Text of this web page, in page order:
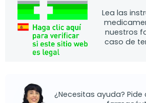
Lea las
nuestros
caso de
¿Necesitas ayuda?